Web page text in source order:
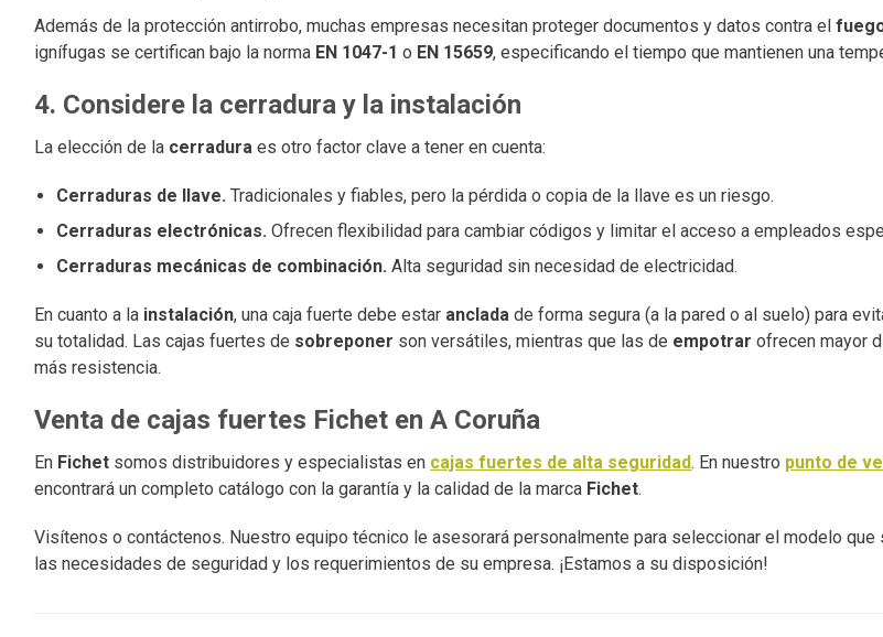
Además de la protección antirrobo, muchas empresas necesitan proteger documentos y datos contra el
ignífugas se certifican bajo la norma EN 1047-1 o EN 15659, especificando el tiempo que mantienen una
4. Considere la cerradura y la instalación
La elección de la cerradura es otro factor clave a tener en cuenta:
Cerraduras de llave. Tradicionales y fiables, pero la pérdida o copia de la llave es un riesgo.
Cerraduras electrónicas. Ofrecen flexibilidad para cambiar códigos y limitar el acceso a empleados
Cerraduras mecánicas de combinación. Alta seguridad sin necesidad de electricidad.
En cuanto a la instalación, una caja fuerte debe estar anclada de forma segura (a la pared o al suelo) para
su totalidad. Las cajas fuertes de sobreponer son versátiles, mientras que las de empotrar ofrecen mayor
más resistencia.
Venta de cajas fuertes Fichet en A Coruña
En Fichet somos distribuidores y especialistas en cajas fuertes de alta seguridad. En nuestro punto de
encontrará un completo catálogo con la garantía y la calidad de la marca Fichet.
Visítenos o contáctenos. Nuestro equipo técnico le asesorará personalmente para seleccionar el modelo que
las necesidades de seguridad y los requerimientos de su empresa. ¡Estamos a su disposición!